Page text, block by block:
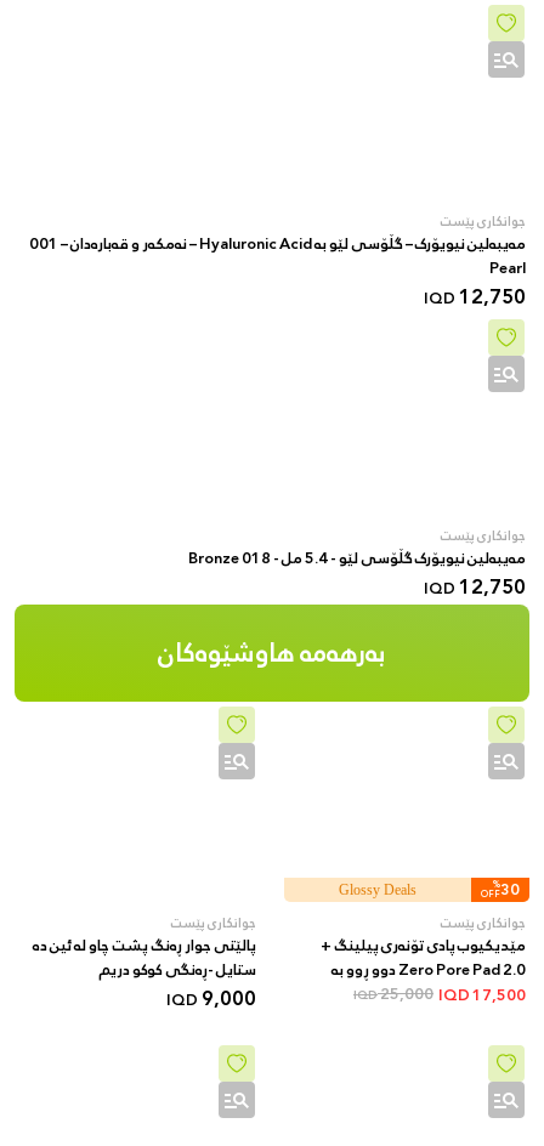
جوانکاری پێست
مەیبەلین نیویۆرک – گڵۆسی لێو بە Hyaluronic Acid – نەمکەر و قەبارەدان – 001
Pearl
12,750
IQD
جوانکاری پێست
مەیبەلین نیویۆرک گڵۆسی لێو - 5.4 مل - 018 Bronze
12,750
IQD
بەرهەمە هاوشێوەکان
30
%
OFF
Glossy Deals
جوانکاری پێست
مێدیکیوب پادی تۆنەری پیلینگ +
Zero Pore Pad 2.0 دوو ڕوو بە
AHA/BHA + 70 دانە
17,500
25,000
IQD
جوانکاری پێست
پالێتی جوار ڕەنگ پشت چاو لە ئین دە
ستایل -ڕەنگی کوکو دریم
9,000
IQD